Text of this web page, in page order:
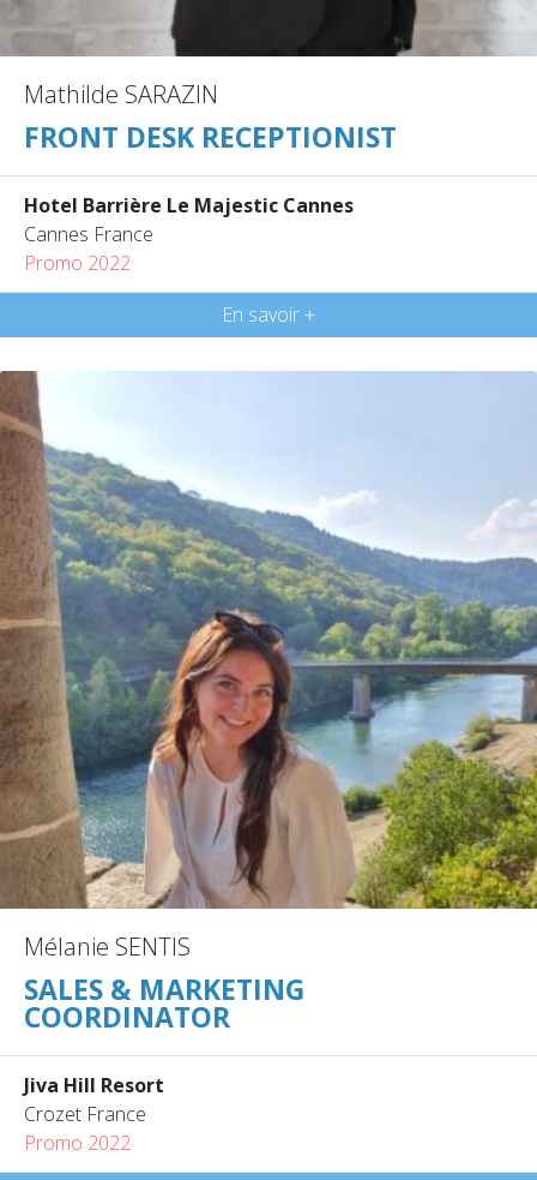
Mathilde SARAZIN
FRONT DESK RECEPTIONIST
Hotel Barrière Le Majestic Cannes
Cannes France
Promo 2022
En savoir +
Mélanie SENTIS
SALES & MARKETING
COORDINATOR
Jiva Hill Resort
Crozet France
Promo 2022